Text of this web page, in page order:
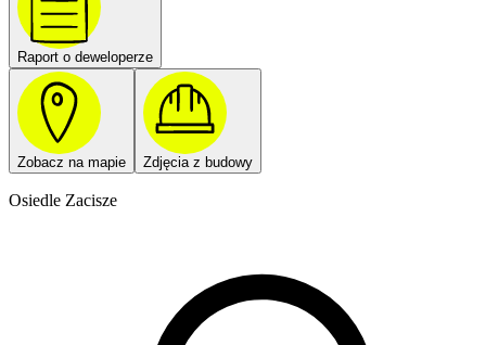
Raport o deweloperze
Zobacz na mapie Zdjęcia z budowy
Osiedle Zacisze